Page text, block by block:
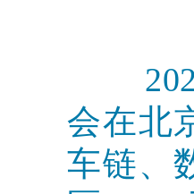
会在北
车链、